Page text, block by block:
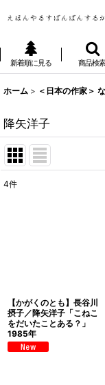
新着順に見る 商品検
ホーム > ＜日本の作家＞
降矢洋子
4件
【かがくのとも】長谷川
摂子／降矢洋子「こねこ
をだいたことある？」
1985年